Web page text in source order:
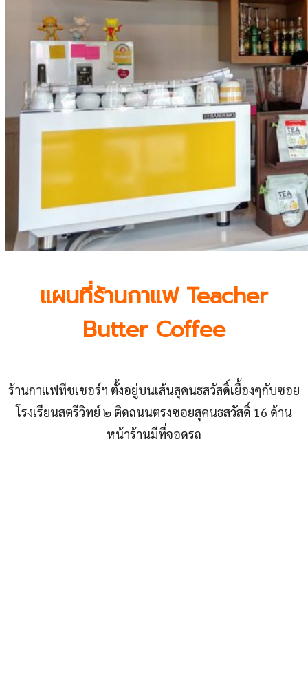
แผนที่ร้านกาแฟ Teacher
Butter Coffee
ร้านกาแฟทีชเชอร์ฯ ตั้งอยู่บนเส้นสุคนธสวัสดิ์เยื้องๆกับซอย
โรงเรียนสตรีวิทย์ ๒ ติดถนนตรงซอยสุคนธสวัสดิ์ 16 ด้าน
หน้าร้านมีที่จอดรถ